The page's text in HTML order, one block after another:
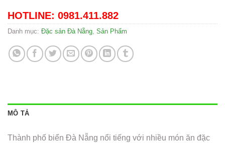
HOTLINE: 0981.411.882
Danh mục: Đặc sản Đà Nẵng, Sản Phẩm
MÔ TẢ
Thành phố biển Đà Nẵng nổi tiếng với nhiều món ăn đặc